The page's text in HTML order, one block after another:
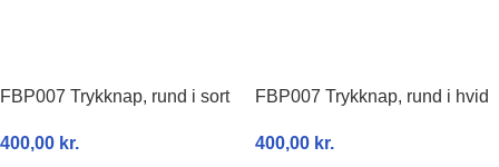
FBP007 Trykknap, rund i sort
400,00 kr.
FBP007 Trykknap, rund i hvid
400,00 kr.